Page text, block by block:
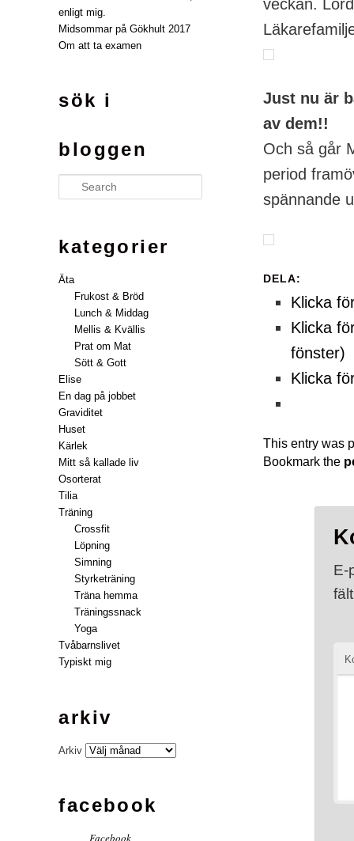
veckan.
Just nu är
av dem!!
Och så går
period
spännande
DELA:
Klicka
Klicka
fönster)
Klicka
This entry was
Bookmark the
E-
enligt mig.
Midsommar på Gökhult 2017
Om att ta examen
sök i
bloggen
Search
kategorier
Äta
Frukost & Bröd
Lunch & Middag
Mellis & Kvällis
Prat om Mat
Sött & Gott
Elise
En dag på jobbet
Graviditet
Huset
Kärlek
Mitt så kallade liv
Osorterat
Tilia
Träning
Crossfit
Löpning
Simning
Styrketräning
Träna hemma
Träningssnack
Yoga
Tvåbarnslivet
Typiskt mig
arkiv
Arkiv
facebook
Facebook